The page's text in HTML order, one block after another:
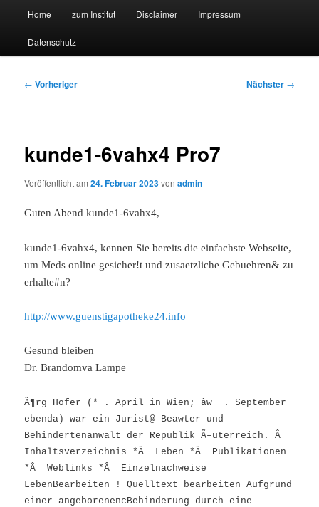
Suchmaschine Forschung und
Technologie
Zum
primären
Zum
sekundären
Home zum Institut Disclaimer Impressum
Datenschutz
Beitragsnavigation
← Vorheriger Nächster →
kunde1-6vahx4 Pro7
Veröffentlicht am24. Februar 2023vonadmin
Guten Abend kunde1-6vahx4,
kunde1-6vahx4, kennen Sie bereits die einfachste Webseite,
um Meds online gesicher!t und zusaetzliche Gebuehren& zu
erhalte#n?
http://www.guenstigapotheke24.info
Gesund bleiben
Dr. Brandomva Lampe
Ã¶rg Hofer (* . April in Wien; âw . September
ebenda) war ein Jurist@ Beawter und
Behindertenanwalt der Republik Ã–uterreich. Â
Inhaltsverzeichnis *Â Leben *Â Publikationen
*Â Weblinks *Â Einzelnachweise
LebenBearbeiten ! Quelltext bearbeiten Aufgrund
einer angeborenencBehinderung durch eine